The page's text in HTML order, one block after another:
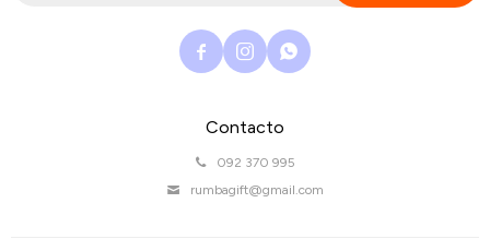
Contacto
092 370 995
rumbagift@gmail.com
  